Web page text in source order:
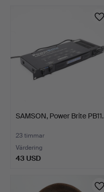
SAMSON, Power Brite PB11.
23 timmar
Värdering
43 USD